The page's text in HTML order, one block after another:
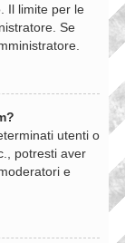
Il limite per le
Se
utenti o
potresti aver
e